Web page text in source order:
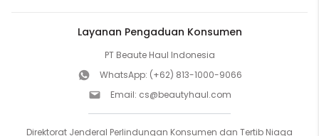
Layanan Pengaduan Konsumen
PT Beaute Haul Indonesia
WhatsApp: (+62) 813-1000-9066
Email: cs@beautyhaul.com
Direktorat Jenderal Perlindungan Konsumen dan Tertib Niaga